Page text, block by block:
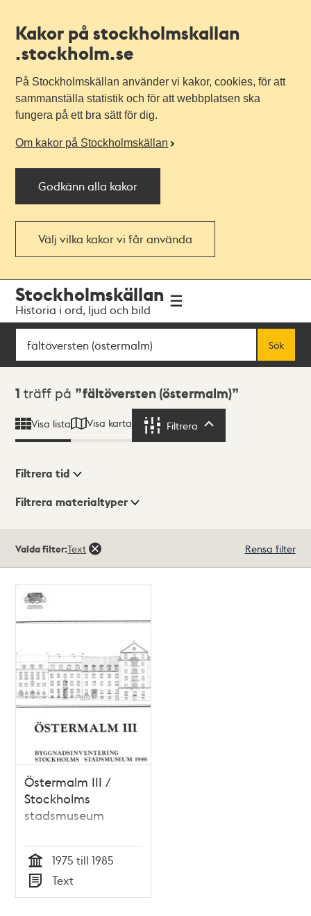
Kakor på stockholmskallan
.stockholm.se
På Stockholmskällan använder vi kakor, cookies, för att
sammanställa statistik och för att webbplatsen ska
fungera på ett bra sätt för dig.
Om kakor på Stockholmskällan
Godkänn alla kakor
Välj vilka kakor vi får använda
navigationen
huvudinnehållet
Stockholmskällan
Historia i ord, ljud och bild
Sök
Sök
Sökresultat
1 träff på fältöversten (östermalm)
Visa lista Visa karta Filtrera
Visningsläge
Filtrera tid
Filtrera materialtyper
träffar
Valda filter:Text Rensa filter
Östermalm III /
Stockholms
stadsmuseum
Tid
1975 till 1985
Typ
Text